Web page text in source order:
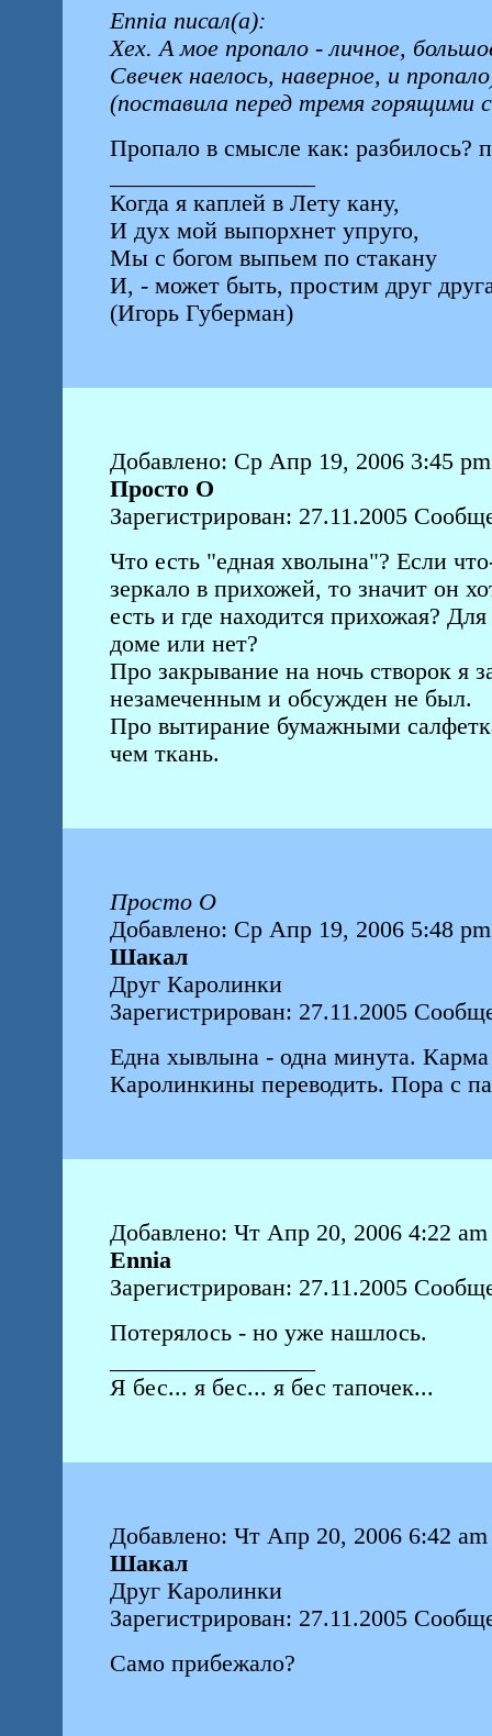
Ennia писал(а):
Хех. А мое пропало - личное,
Свечек наелось, наверное, и
(поставила перед тремя горящими
Пропало в смысле как: разбилось?
Когда я каплей в Лету кану,
И дух мой выпорхнет упруго,
Мы с богом выпьем по стакану
И, - может быть, простим друг
(Игорь Губерман)
Добавлено: Ср Апр 19, 2006 3:45 pm
Просто О
Зарегистрирован: 27.11.2005
Что есть "едная хволына"? Если
зеркало в прихожей, то значит он
есть и где находится прихожая?
доме или нет?
Про закрывание на ночь створок я
незамеченным и обсужден не был.
Про вытирание бумажными
чем ткань.
Просто О
Добавлено: Ср Апр 19, 2006 5:48 pm
Шакал
Друг Каролинки
Зарегистрирован: 27.11.2005
Една хывлына - одна минута.
Каролинкины переводить. Пора с
Добавлено: Чт Апр 20, 2006 4:22 am
Ennia
Зарегистрирован: 27.11.2005
Потерялось - но уже нашлось.
Я бес... я бес... я бес тапочек...
Добавлено: Чт Апр 20, 2006 6:42 am
Шакал
Друг Каролинки
Зарегистрирован: 27.11.2005
Само прибежало?